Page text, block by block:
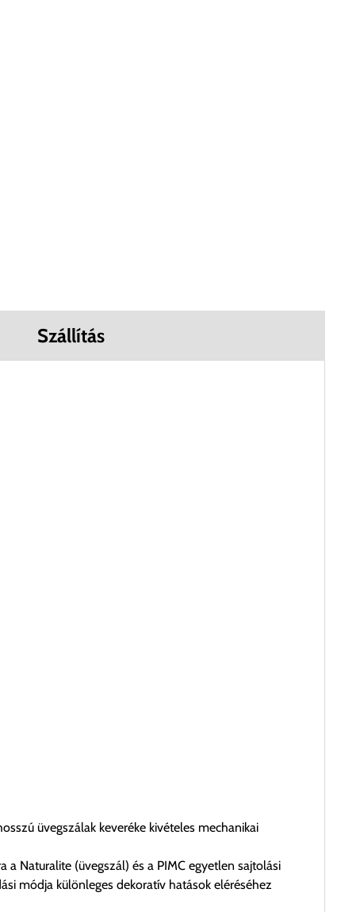
Szállítás
üvegszálak keveréke kivételes mechanikai
Naturalite (üvegszál) és a PIMC egyetlen sajtolási
módja különleges dekoratív hatások eléréséhez